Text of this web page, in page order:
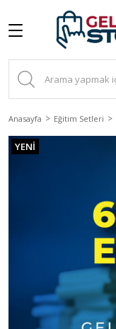
Anasayfa Eğitim Setleri
YENİ